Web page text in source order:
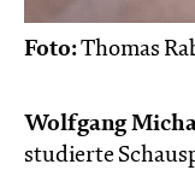
Foto:Thomas
Wolfgang
studierte